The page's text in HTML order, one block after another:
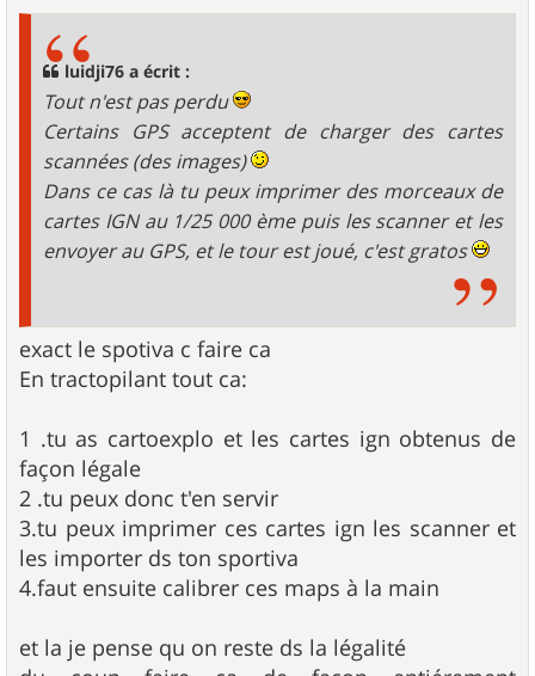
luidji76 a écrit :
Tout n'est pas perdu
Certains GPS acceptent de charger des cartes
scannées (des images)
Dans ce cas là tu peux imprimer des morceaux de
cartes IGN au 1/25 000 ème puis les scanner et les
envoyer au GPS, et le tour est joué, c'est gratos
exact le spotiva c faire ca
En tractopilant tout ca:
1 .tu as cartoexplo et les cartes ign obtenus de
façon légale
2 .tu peux donc t'en servir
3.tu peux imprimer ces cartes ign les scanner et
les importer ds ton sportiva
4.faut ensuite calibrer ces maps à la main
et la je pense qu on reste ds la légalité